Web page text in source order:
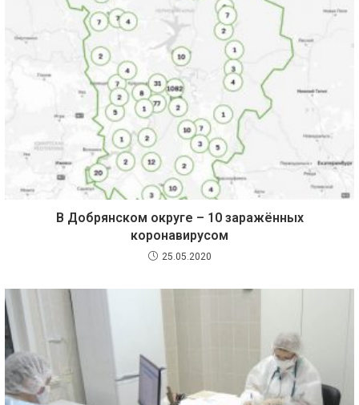
В Добрянском округе – 10 заражённых
коронавирусом
25.05.2020